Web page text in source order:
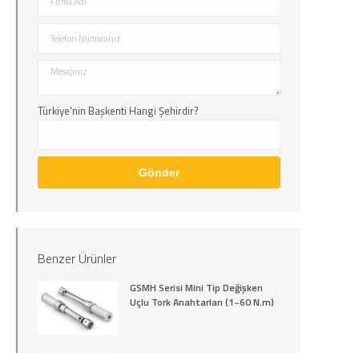
Türkiye'nin Başkenti Hangi Şehirdir?
Benzer Ürünler
GSMH Serisi Mini Tip Değişken
Uçlu Tork Anahtarları (1~60 N.m)